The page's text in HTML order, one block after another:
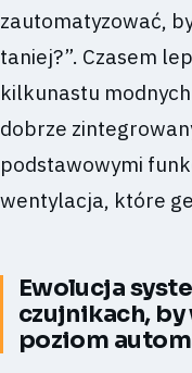
zautomatyzować,
taniej?”. Czasem
kilkunastu
dobrze
podstawowymi
wentylacja, które
Ewolucja
czujnikach, by
poziom